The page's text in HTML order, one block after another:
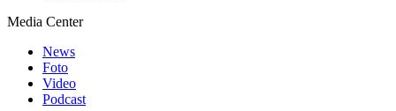
Media Center
News
Foto
Video
Podcast